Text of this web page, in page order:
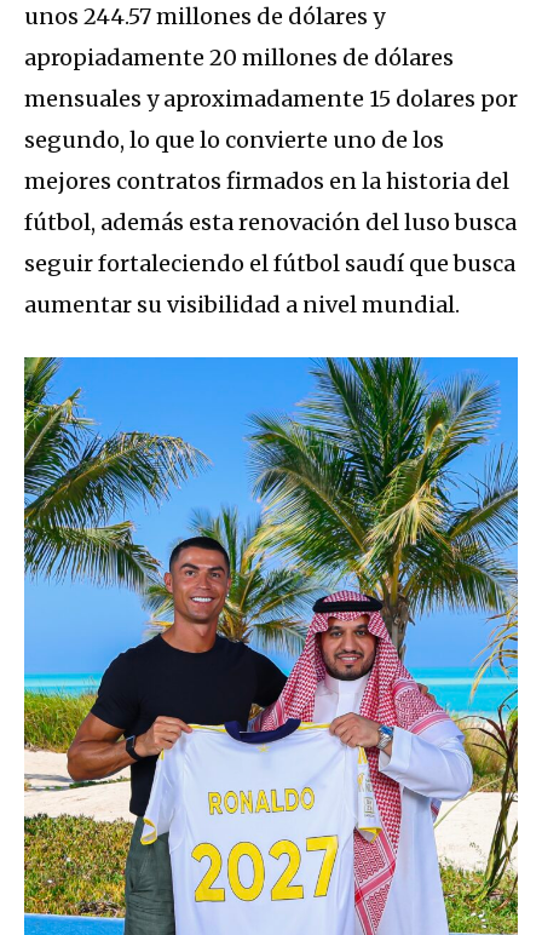
unos 244.57 millones de dólares y
apropiadamente 20 millones de dólares
mensuales y aproximadamente 15 dolares por
segundo, lo que lo convierte uno de los
mejores contratos firmados en la historia del
fútbol, además esta renovación del luso busca
seguir fortaleciendo el fútbol saudí que busca
aumentar su visibilidad a nivel mundial.